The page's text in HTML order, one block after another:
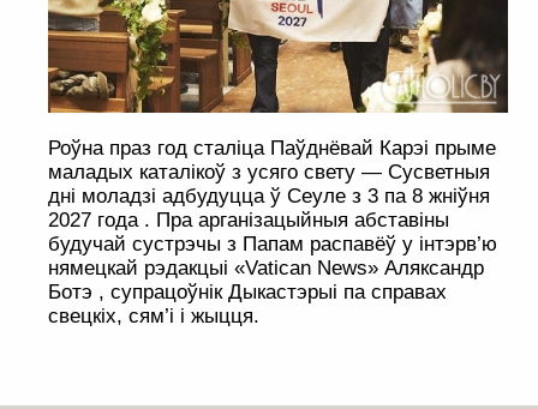
Роўна праз год сталіца Паўднёвай Карэі прыме
маладых каталікоў з усяго свету — Сусветныя
дні моладзі адбудуцца ў Сеуле з 3 па 8 жніўня
2027 года . Пра арганізацыйныя абставіны
будучай сустрэчы з Папам распавёў у інтэрв’ю
нямецкай рэдакцыі «Vatican News» Аляксандр
Ботэ , супрацоўнік Дыкастэрыі па справах
свецкіх, сям’і і жыцця.